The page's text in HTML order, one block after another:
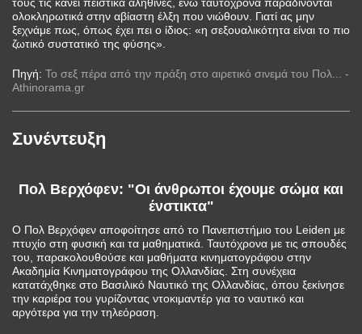
τους τις κάνει πειστικά αληθινές, ενώ ταυτόχρονα παραδίνονται
ολοκληρωτικά στην αβίαστη έλξη που νιώθουν. Γιατί ας μην
ξεχνάμε πως, όπως έχει πει ο ίδιος: «η σεξουαλικότητα είναι το πιο
ζωτικό συστατικό της φύσης».
Πηγή: Το σεξ πέρα από την πράξη στο αιρετικό σινεμά του Πολ... -
Athinorama.gr
Συνέντευξη
Πολ Βερχόφεν: "Οι άνθρωποι έχουμε σώμα και
ένστικτα"
Ο Πολ Βερχόφεν αποφοίτησε από το Πανεπιστήμιο του Leiden με
πτυχίο στη φυσική και τα μαθηματικά. Ταυτόχρονα με τις σπουδές
του, παρακολουθούσε και μαθήματα κινηματογράφου στην
Ακαδημία Κινηματογράφου της Ολλανδίας. Στη συνέχεια
κατατάχθηκε στο Βασιλικό Ναυτικό της Ολλανδίας, όπου ξεκίνησε
την καριέρα του γυρίζοντας ντοκιμαντέρ για το ναυτικό και
αργότερα για την τηλεόραση.